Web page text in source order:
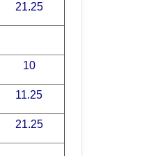
21.25
10
11.25
21.25